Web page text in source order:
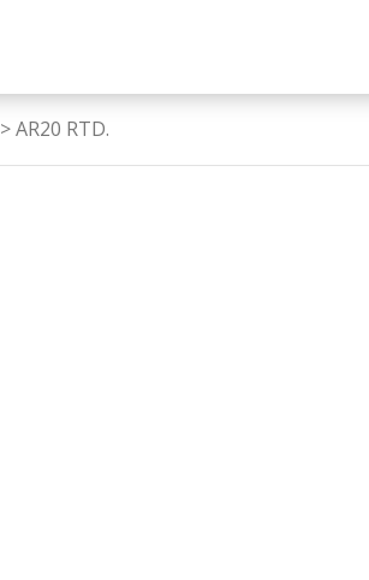
> AR20 RTD.